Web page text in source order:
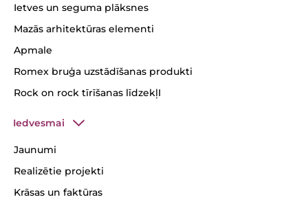
Ietves un seguma plāksnes
Mazās arhitektūras elementi
Apmale
Romex bruģa uzstādīšanas produkti
Rock on rock tīrīšanas līdzekļI
Iedvesmai
Jaunumi
Realizētie projekti
Krāsas un faktūras